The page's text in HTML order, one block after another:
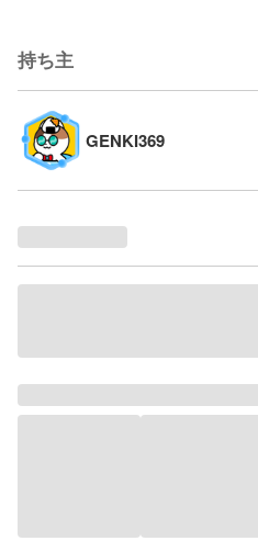
持ち主
GENKI369